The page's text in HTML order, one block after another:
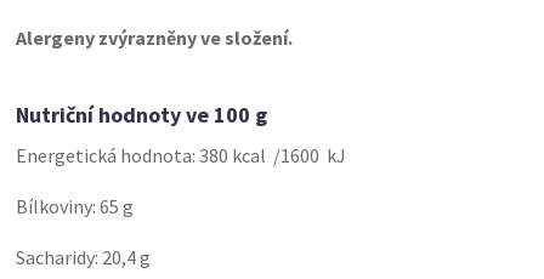
Alergeny zvýrazněny ve složení.
Nutriční hodnoty ve 100 g
Energetická hodnota: 380 kcal /1600 kJ
Bílkoviny: 65 g
Sacharidy: 20,4 g